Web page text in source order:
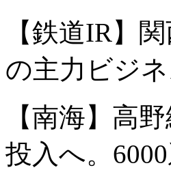
【鉄道IR】
の主力ビジネ
【南海】高
投入へ。